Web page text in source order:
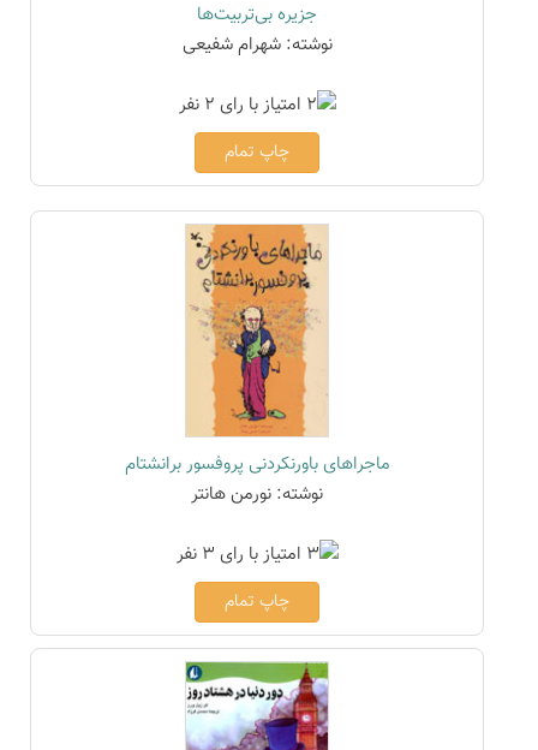
جزیره بی‌تربیت‌ها
نوشته: شهرام شفیعی
چاپ تمام
ماجراهای باورنکردنی پروفسور برانشتام
نوشته: نورمن هانتر
چاپ تمام